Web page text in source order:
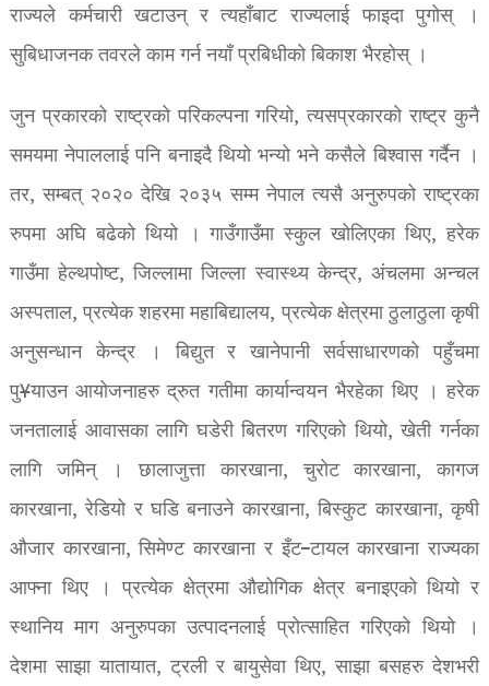
राज्यले कर्मचारी खटाउन् र त्यहाँबाट राज्यलाई फाइदा पुगोस् ।
सुबिधाजनक तवरले काम गर्न नयाँ प्रबिधीको बिकाश भैरहोस् ।
जुन प्रकारको राष्ट्रको परिकल्पना गरियो, त्यसप्रकारको राष्ट्र कुनै
समयमा नेपाललाई पनि बनाइदै थियो भन्यो भने कसैले बिश्वास गर्दैन ।
तर, सम्बत् २०२० देखि २०३५ सम्म नेपाल त्यसै अनुरुपको राष्ट्रका
रुपमा अघि बढेको थियो । गाउँगाउँमा स्कुल खोलिएका थिए, हरेक
गाउँमा हेल्थपोष्ट, जिल्लामा जिल्ला स्वास्थ्य केन्द्र, अंचलमा अन्चल
अस्पताल, प्रत्येक शहरमा महाबिद्यालय, प्रत्येक क्षेत्रमा ठुलाठुला कृषी
अनुसन्धान केन्द्र । बिद्युत र खानेपानी सर्वसाधारणको पहुँचमा
पु¥याउन आयोजनाहरु द्रुत गतीमा कार्यान्वयन भैरहेका थिए । हरेक
जनतालाई आवासका लागि घडेरी बितरण गरिएको थियो, खेती गर्नका
लागि जमिन् । छालाजुत्ता कारखाना, चुरोट कारखाना, कागज
कारखाना, रेडियो र घडि बनाउने कारखाना, बिस्कुट कारखाना, कृषी
औजार कारखाना, सिमेण्ट कारखाना र इँट–टायल कारखाना राज्यका
आफ्ना थिए । प्रत्येक क्षेत्रमा औद्योगिक क्षेत्र बनाइएको थियो र
स्थानिय माग अनुरुपका उत्पादनलाई प्रोत्साहित गरिएको थियो ।
देशमा साझा यातायात, ट्रली र बायुसेवा थिए, साझा बसहरु देशभरी